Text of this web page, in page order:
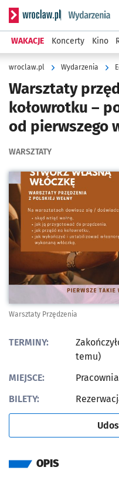
Serwis informacyjny
WAKACJE Koncerty Kino
wroclaw.pl Wydarzenia
Warsztaty
kołowrotku –
od pierwszego
WARSZTATY
Kliknij, aby powiększyć
Warsztaty Przędzenia
TERMINY:
temu)
MIEJSCE:
BILETY:
OPIS